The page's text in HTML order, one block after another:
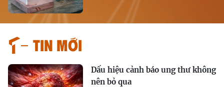
Tin mới
Dấu hiệu cảnh báo ung thư không
nên bỏ qua